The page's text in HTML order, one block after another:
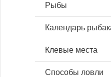
Рыбы
Календарь
Клевые места
Способы ловли